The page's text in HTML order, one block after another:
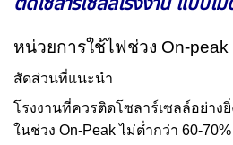
หน่วยการใช้ไฟช่วง On-peak
สัดส่วนที่แนะนำ
โรงงานที่ควรติดโซลาร์เซลล์อย่าง
ในช่วง On-Peak ไม่ต่ำกว่า 60-70%